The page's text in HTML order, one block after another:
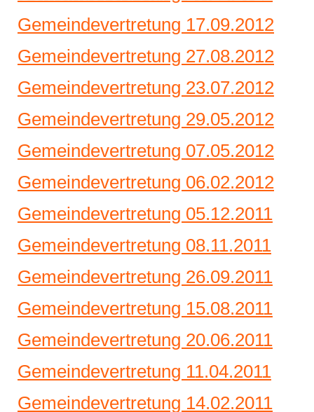
Gemeindevertretung 17.09.2012
Gemeindevertretung 27.08.2012
Gemeindevertretung 23.07.2012
Gemeindevertretung 29.05.2012
Gemeindevertretung 07.05.2012
Gemeindevertretung 06.02.2012
Gemeindevertretung 05.12.2011
Gemeindevertretung 08.11.2011
Gemeindevertretung 26.09.2011
Gemeindevertretung 15.08.2011
Gemeindevertretung 20.06.2011
Gemeindevertretung 11.04.2011
Gemeindevertretung 14.02.2011